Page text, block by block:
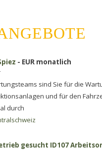
- EUR monatlich
sind Sie für die
und für den
durch
gesucht ID107